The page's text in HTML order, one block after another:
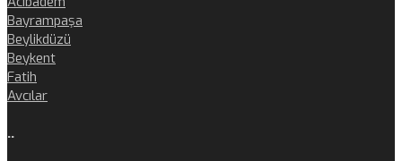
Bayrampaşa
Beylikdüzü
Beykent
Fatih
Avcılar
..